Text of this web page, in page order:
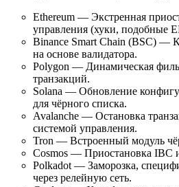
Ethereum — Экстренная
управления (хуки, подобные
Binance Smart Chain (BSC) —
на основе валидатора.
Polygon — Динамическая
транзакций.
Solana — Обновление
для чёрного списка.
Avalanche — Остановка
системой управления.
Tron — Встроенный модуль
Cosmos — Приостановка IBC
Polkadot — Заморозка,
через релейную сеть.